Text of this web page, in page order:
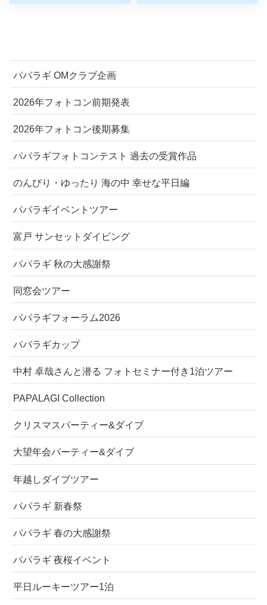
パパラギ OMクラブ企画
2026年フォトコン前期発表
2026年フォトコン後期募集
パパラギフォトコンテスト 過去の受賞作品
のんびり・ゆったり 海の中 幸せな平日編
パパラギイベントツアー
富戸 サンセットダイビング
パパラギ 秋の大感謝祭
同窓会ツアー
パパラギフォーラム2026
パパラギカップ
中村 卓哉さんと潜る フォトセミナー付き1泊ツアー
PAPALAGI Collection
クリスマスパーティー&ダイブ
大望年会パーティー&ダイブ
年越しダイブツアー
パパラギ 新春祭
パパラギ 春の大感謝祭
パパラギ 夜桜イベント
平日ルーキーツアー1泊